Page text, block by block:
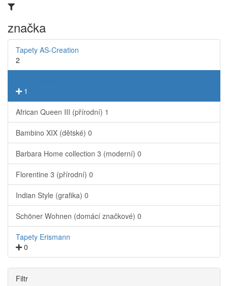
značka
Tapety AS-Creation
2
1
African Queen III (přírodní) 1
Bambino XIX (dětské) 0
Barbara Home collection 3 (moderní) 0
Florentine 3 (přírodní) 0
Indian Style (grafika) 0
Schöner Wohnen (domácí značkové) 0
Tapety Erismann
0
Filtr